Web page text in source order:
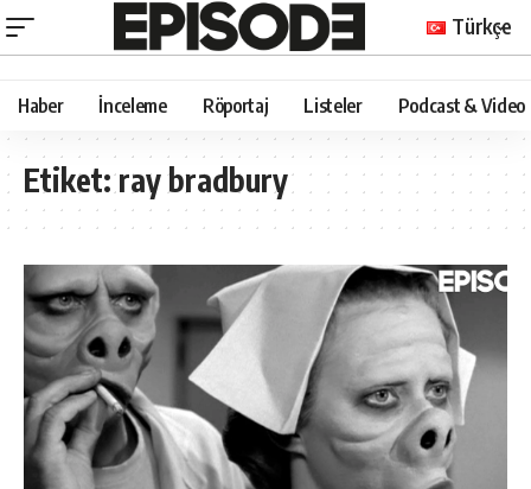
Türkçe
Haber İnceleme Röportaj Listeler Podcast & Video
Etiket:ray bradbury